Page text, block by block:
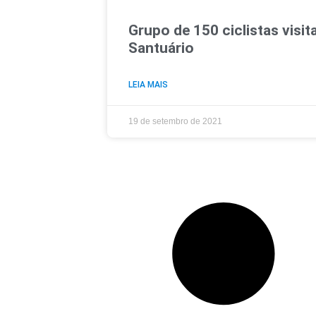
Grupo de 150 ciclistas
Santuário
LEIA MAIS
19 de setembro de 2021